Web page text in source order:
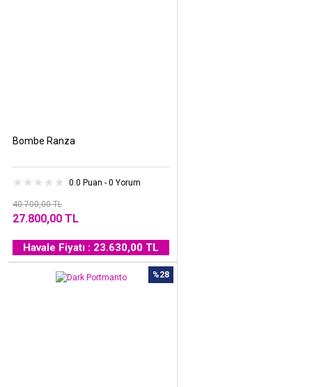
Bombe Ranza
0.0 Puan - 0 Yorum
40.700,00 TL
27.800,00 TL
Havale Fiyatı : 23.630,00 TL
%28